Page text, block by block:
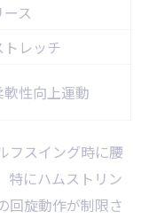
ース
トレッチ
軟性向上運動
フスイング時に腰
特にハムストリン
回旋動作が制限さ